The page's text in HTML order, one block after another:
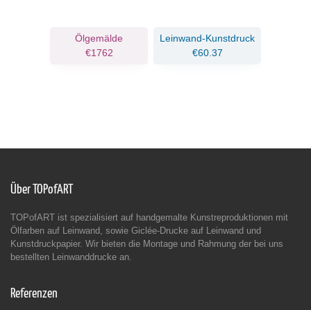
Ölgemälde
€1762
Leinwand-Kunstdruck
€60.37
Über TOPofART
TOPofART ist spezialisiert auf handgemalte Kunstreproduktionen mit
Ölfarben auf Leinwand, sowie Giclée-Drucke auf Leinwand und
Kunstdruckpapier. Wir bieten die Montage und Rahmung der bei uns
bestellten Leinwanddrucke an.
Referenzen